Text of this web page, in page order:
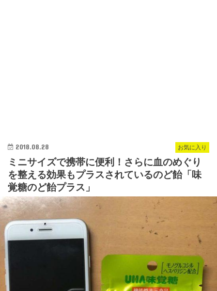
お気に入り
2018.08.28
ミニサイズで携帯に便利！さらに血のめぐり
を整える効果もプラスされているのど飴「味
覚糖のど飴プラス」